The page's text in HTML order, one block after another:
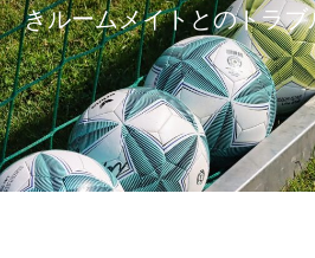
きルームメイトとのトラブ